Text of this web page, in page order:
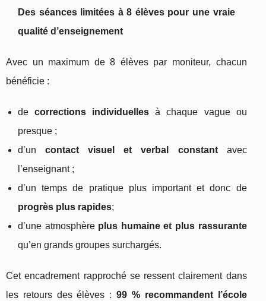
Des séances limitées à 8 élèves pour une vraie
qualité d’enseignement
Avec un maximum de 8 élèves par moniteur, chacun
bénéficie :
decorrections individuelles à chaque vague ou
presque ;
d’uncontact visuel et verbal constantavec
l’enseignant ;
d’un temps de pratique plus important et donc de
progrès plus rapides;
d’une atmosphère plus humaine et plus rassurante
qu’en grands groupes surchargés.
Cet encadrement rapproché se ressent clairement dans
les retours des élèves :99 % recommandent l’école